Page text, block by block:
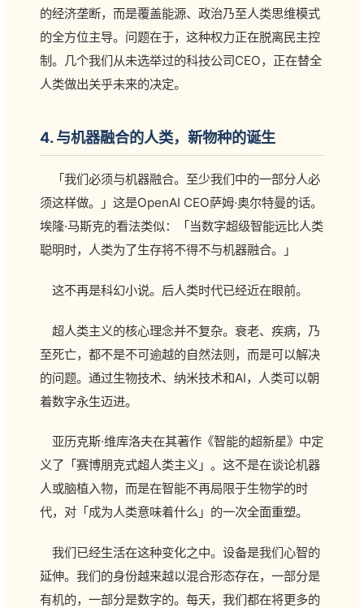
的经济垄断，而是覆盖能源、政治乃至人类思维模式
的全方位主导。问题在于，这种权力正在脱离民主控
制。几个我们从未选举过的科技公司CEO，正在替全
人类做出关乎未来的决定。
4. 与机器融合的人类，新物种的诞生
「我们必须与机器融合。至少我们中的一部分人必
须这样做。」这是OpenAI CEO萨姆·奥尔特曼的话。
埃隆·马斯克的看法类似：「当数字超级智能远比人类
聪明时，人类为了生存将不得不与机器融合。」
这不再是科幻小说。后人类时代已经近在眼前。
超人类主义的核心理念并不复杂。衰老、疾病，乃
至死亡，都不是不可逾越的自然法则，而是可以解决
的问题。通过生物技术、纳米技术和AI，人类可以朝
着数字永生迈进。
亚历克斯·维库洛夫在其著作《智能的超新星》中定
义了「赛博朋克式超人类主义」。这不是在谈论机器
人或脑植入物，而是在智能不再局限于生物学的时
代，对「成为人类意味着什么」的一次全面重塑。
我们已经生活在这种变化之中。设备是我们心智的
延伸。我们的身份越来越以混合形态存在，一部分是
有机的，一部分是数字的。每天，我们都在将更多的